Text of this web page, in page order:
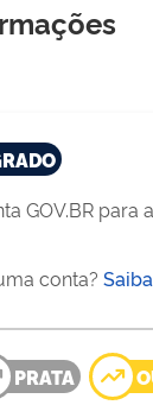
GOV.BR para
conta?
PRATA